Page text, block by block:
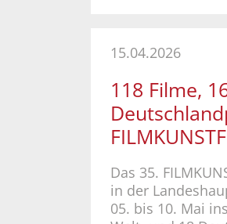
15.04.2026
118 Filme,
Das 35.
in der
05. bis 10. Mai